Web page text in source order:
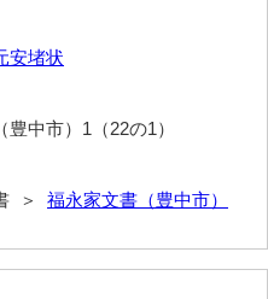
安堵状
豊中市）1（22の1）
＞ 福永家文書（豊中市）